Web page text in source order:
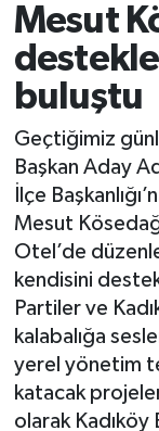
Mesut
buluştu
Geçtiğimiz
Başkan Aday
İlçe
Mesut
Otel’de
kendisini
Partiler ve
kalabalığa
yerel yönetim
katacak
olarak Kadıköy
GÜNDEM
ÖZEL
SAĞLIK
SİYASET
SPOR
TEKNOLOJİ
YAŞAM
Trafik
Süper Lig
Tüm
Son
Haber Arşivi